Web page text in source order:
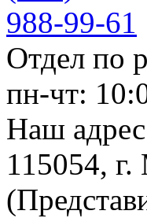
988-99-61
Отдел по
пн-чт:
Наш
115054,